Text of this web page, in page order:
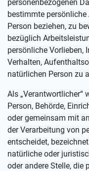
personenbezogenen
bestimmte
Person beziehen, zu
bezüglich
persönliche Vorlieben,
Verhalten,
natürlichen Person zu
Als „Verantwortlicher“
Person, Behörde,
oder gemeinsam mit
der Verarbeitung von
entscheidet,
natürliche oder
oder andere Stelle, die